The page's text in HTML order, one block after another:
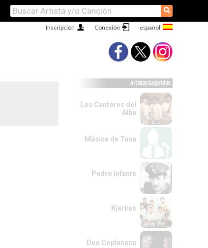
⚲
Conexión
Inscripción
Artistas Sugeridos
Los Cantores del
Alba
Música de Tuna
Pedro Infante
Kjarkas
Duo Coplanacu